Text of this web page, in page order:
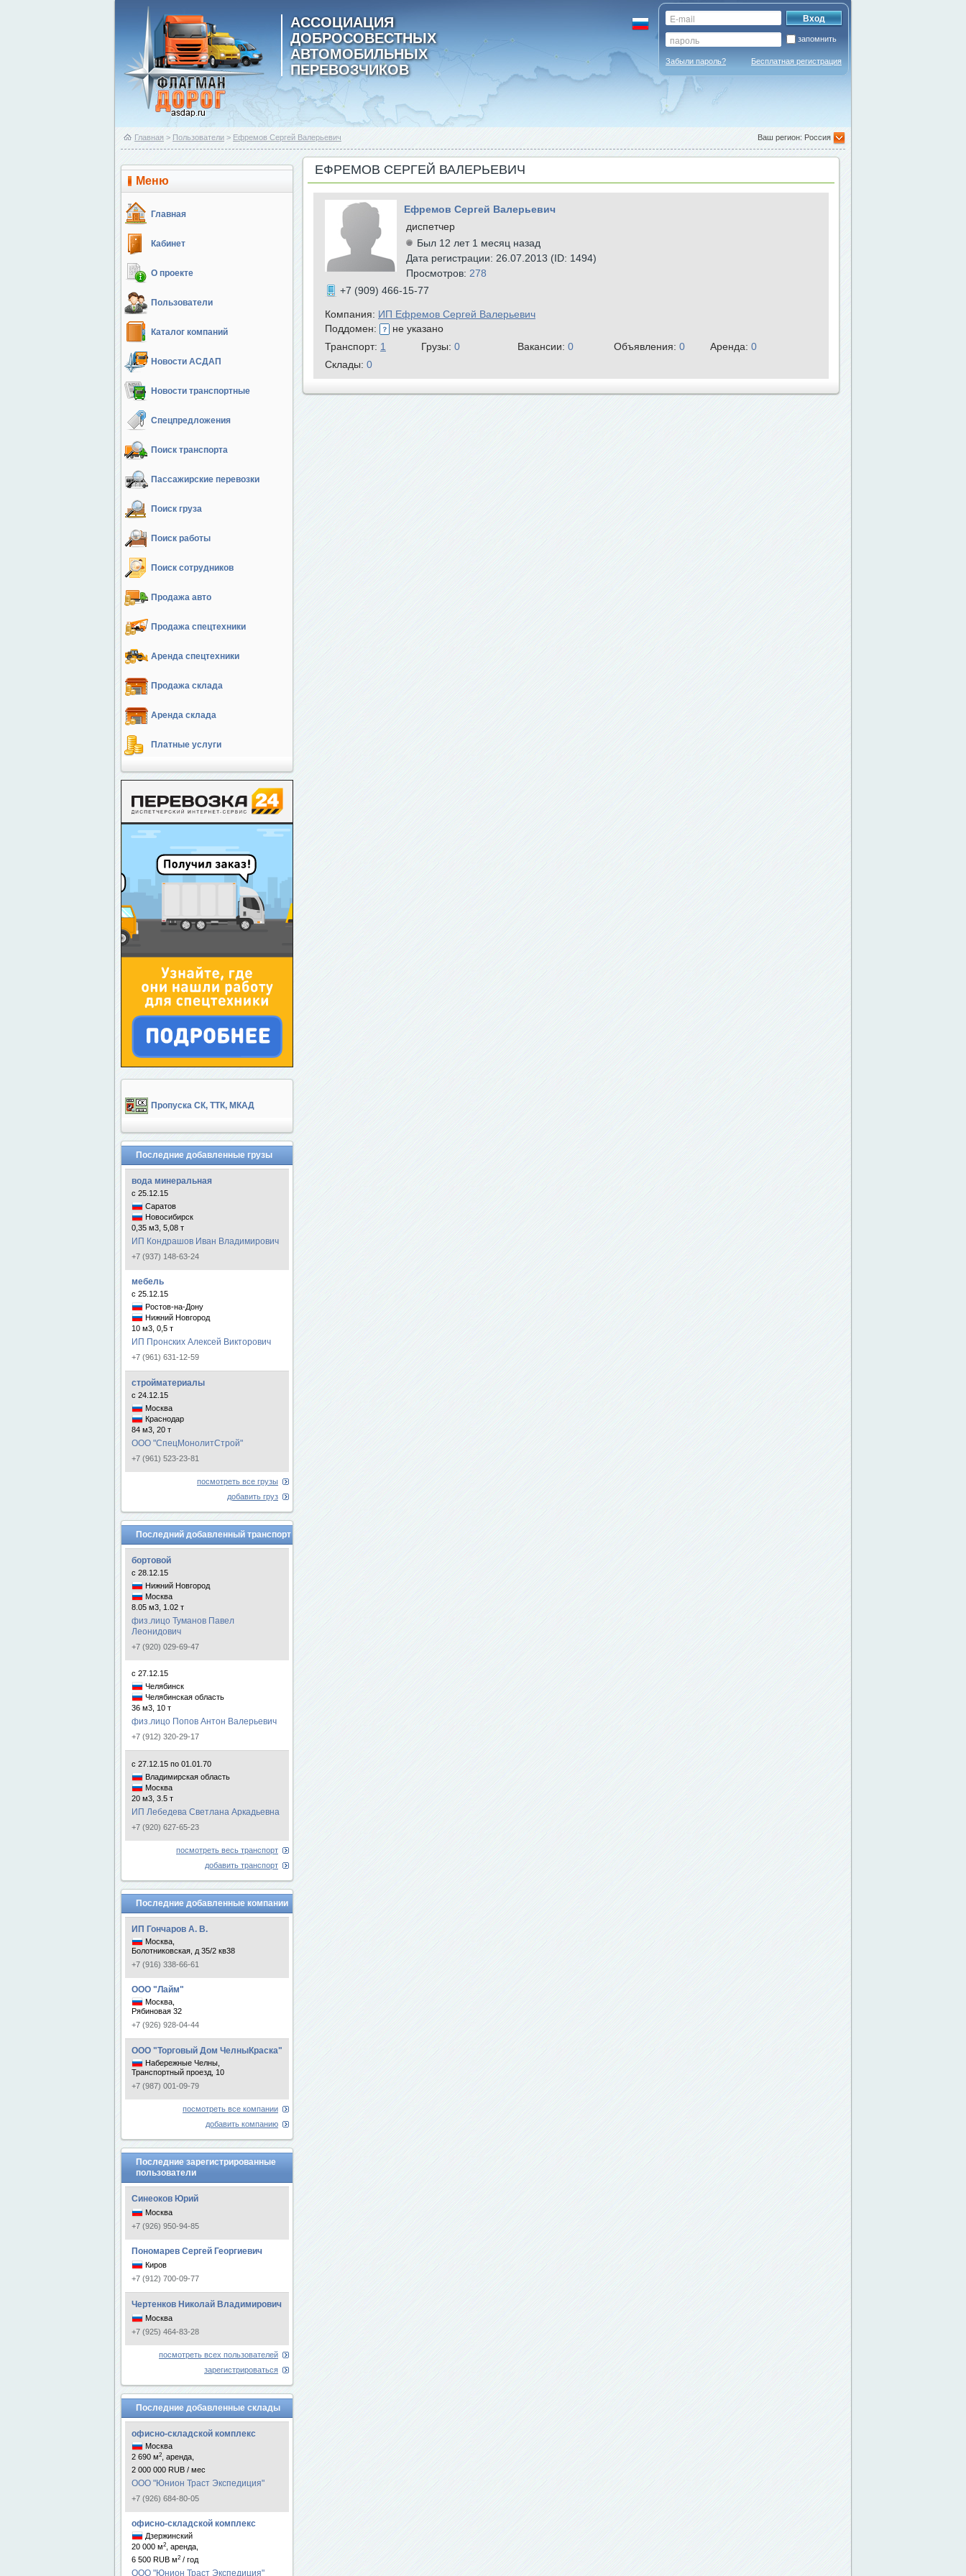
АССОЦИАЦИЯ
ДОБРОСОВЕСТНЫХ
АВТОМОБИЛЬНЫХ
ПЕРЕВОЗЧИКОВ
запомнить
Забыли пароль? Бесплатная регистрация
Главная > Пользователи > Ефремов Сергей Валерьевич Ваш регион: Россия
Меню
Главная
Кабинет
О проекте
Пользователи
Каталог компаний
Новости АСДАП
Новости транспортные
Спецпредложения
Поиск транспорта
Пассажирские перевозки
Поиск груза
Поиск работы
Поиск сотрудников
Продажа авто
Продажа спецтехники
Аренда спецтехники
Продажа склада
Аренда склада
Платные услуги
Пропуска СК, ТТК, МКАД
Последние добавленные грузы
вода минеральная
с 25.12.15
Саратов
Новосибирск
0,35 м3, 5,08 т
ИП Кондрашов Иван Владимирович
+7 (937) 148-63-24
мебель
с 25.12.15
Ростов-на-Дону
Нижний Новгород
10 м3, 0,5 т
ИП Пронских Алексей Викторович
+7 (961) 631-12-59
стройматериалы
с 24.12.15
Москва
Краснодар
84 м3, 20 т
ООО "СпецМонолитСтрой"
+7 (961) 523-23-81
посмотреть все грузы
добавить груз
Последний добавленный транспорт
бортовой
с 28.12.15
Нижний Новгород
Москва
8.05 м3, 1.02 т
физ.лицо Туманов Павел
Леонидович
+7 (920) 029-69-47
с 27.12.15
Челябинск
Челябинская область
36 м3, 10 т
физ.лицо Попов Антон Валерьевич
+7 (912) 320-29-17
с 27.12.15 по 01.01.70
Владимирская область
Москва
20 м3, 3.5 т
ИП Лебедева Светлана Аркадьевна
+7 (920) 627-65-23
посмотреть весь транспорт
добавить транспорт
Последние добавленные компании
ИП Гончаров А. В.
Москва,
Болотниковская, д 35/2 кв38
+7 (916) 338-66-61
ООО "Лайм"
Москва,
Рябиновая 32
+7 (926) 928-04-44
ООО "Торговый Дом ЧелныКраска"
Набережные Челны,
Транспортный проезд, 10
+7 (987) 001-09-79
посмотреть все компании
добавить компанию
Последние зарегистрированные
пользователи
Синеоков Юрий
Москва
+7 (926) 950-94-85
Пономарев Сергей Георгиевич
Киров
+7 (912) 700-09-77
Чертенков Николай Владимирович
Москва
+7 (925) 464-83-28
посмотреть всех пользователей
зарегистрироваться
Последние добавленные склады
офисно-складской комплекс
Москва
2 690 м2
, аренда,
2 000 000 RUB / мес
ООО "Юнион Траст Экспедиция"
+7 (926) 684-80-05
офисно-складской комплекс
Дзержинский
20 000 м2
, аренда,
6 500 RUB м2 / год
ООО "Юнион Траст Экспедиция"
ЕФРЕМОВ СЕРГЕЙ ВАЛЕРЬЕВИЧ
Ефремов Сергей Валерьевич
диспетчер
Был 12 лет 1 месяц назад
Дата регистрации: 26.07.2013 (ID: 1494)
Просмотров: 278
+7 (909) 466-15-77
Компания: ИП Ефремов Сергей Валерьевич
Поддомен:
не указано
Транспорт: 1 Грузы: 0 Вакансии: 0 Объявления: 0 Аренда: 0
Склады: 0